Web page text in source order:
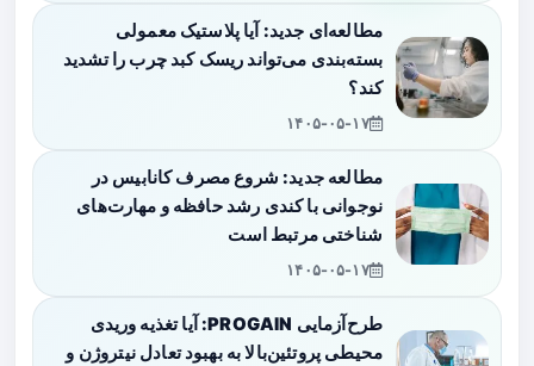
مطالعه‌ای جدید: آیا پلاستیک معمولی
بسته‌بندی می‌تواند ریسک کبد چرب را تشدید
کند؟
۱۴۰۵-۰۵-۱۷
مطالعه جدید: شروع مصرف کانابیس در
نوجوانی با کندی رشد حافظه و مهارت‌های
شناختی مرتبط است
۱۴۰۵-۰۵-۱۷
طرح‌آزمایی PROGAIN: آیا تغذیه وریدی
محیطی پروتئین‌بالا به بهبود تعادل نیتروژن و